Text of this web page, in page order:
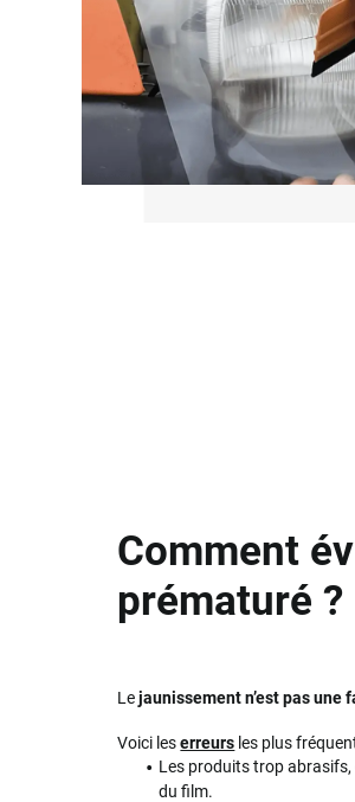
Comment
prématuré ?
Lejaunissement n’est pas une
Voici leserreurs les plus
Les produits trop
du film.